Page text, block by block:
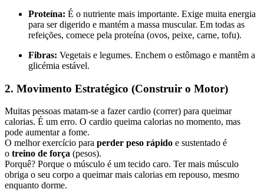
Proteína: É o nutriente mais importante. Exige muita energia
para ser digerido e mantém a massa muscular. Em todas as
refeições, comece pela proteína (ovos, peixe, carne, tofu).
Fibras: Vegetais e legumes. Enchem o estômago e mantêm a
glicémia estável.
2. Movimento Estratégico (Construir o Motor)
Muitas pessoas matam-se a fazer cardio (correr) para queimar
calorias. É um erro. O cardio queima calorias no momento, mas
pode aumentar a fome.
O melhor exercício para perder peso rápido e sustentado é
o treino de força (pesos).
Porquê? Porque o músculo é um tecido caro. Ter mais músculo
obriga o seu corpo a queimar mais calorias em repouso, mesmo
enquanto dorme.